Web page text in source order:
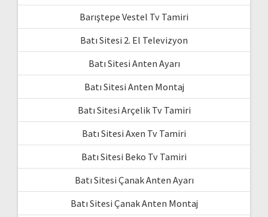
Barıştepe Vestel Tv Tamiri
Batı Sitesi 2. El Televizyon
Batı Sitesi Anten Ayarı
Batı Sitesi Anten Montaj
Batı Sitesi Arçelik Tv Tamiri
Batı Sitesi Axen Tv Tamiri
Batı Sitesi Beko Tv Tamiri
Batı Sitesi Çanak Anten Ayarı
Batı Sitesi Çanak Anten Montaj